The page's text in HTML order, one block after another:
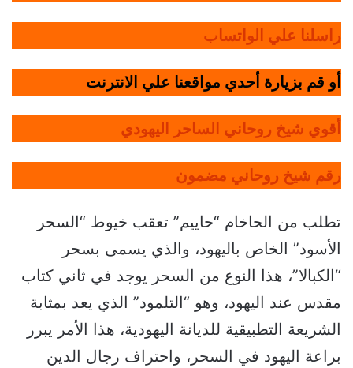
راسلنا علي الواتساب
أو قم بزيارة أحدي مواقعنا علي الانترنت
أقوي شيخ روحاني الساحر اليهودي
رقم شيخ روحاني مضمون
تطلب من الحاخام “حاييم” تعقب خيوط “السحر
الأسود” الخاص باليهود، والذي يسمى بسحر
“الكبالا”، هذا النوع من السحر يوجد في ثاني كتاب
مقدس عند اليهود، وهو “التلمود” الذي يعد بمثابة
الشريعة التطبيقية للديانة اليهودية، هذا الأمر يبرر
براعة اليهود في السحر، واحتراف رجال الدين